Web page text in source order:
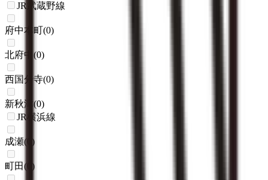
JR武蔵野線
府中本町(0)
北府中 (0)
西国分寺(0)
新秋津 (0)
JR横浜線
成瀬( )
町田( )